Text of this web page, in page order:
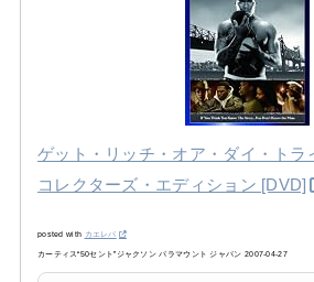
ゲット・リッチ・オア・ダイ・トラ
コレクターズ・エディション [DVD]
posted with カエレバ
カーティス“50セント”ジャクソン パラマウント ジャパン 2007-04-27